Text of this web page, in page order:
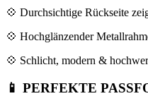
💠 Durchsichtige Rückseite
💠 Hochglänzender
💠 Schlicht, modern &
📱 PERFEKTE